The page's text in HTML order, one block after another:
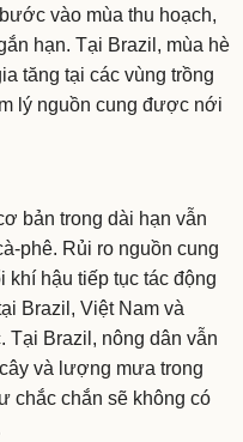
vào mùa thu hoạch,
hạn. Tại Brazil, mùa hè
tăng tại các vùng trồng
lý nguồn cung được nới
bản trong dài hạn vẫn
phê. Rủi ro nguồn cung
hậu tiếp tục tác động
Brazil, Việt Nam và
Tại Brazil, nông dân vẫn
và lượng mưa trong
chắc chắn sẽ không có